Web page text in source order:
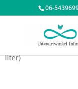
06-
Dieren urnen
liter)